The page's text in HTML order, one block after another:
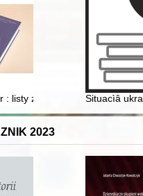
: listy z Paryża 1839-1845 :
Situacìâ
2023